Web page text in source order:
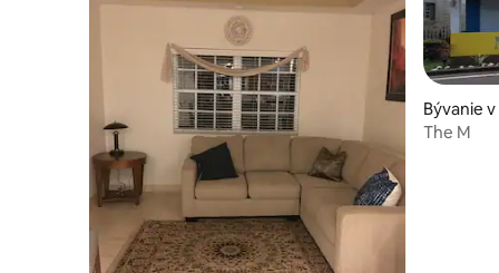
Bývanie
The M